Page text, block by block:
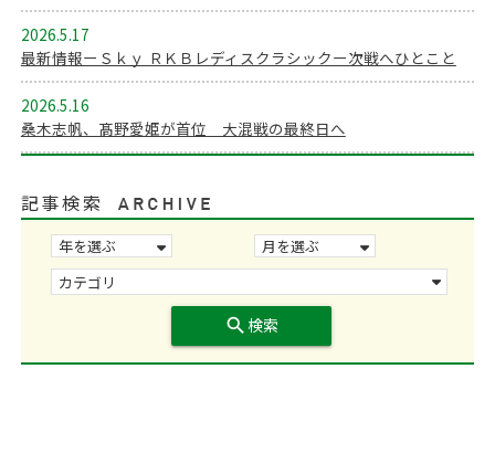
2026.5.17
最新情報ーＳｋｙ ＲＫＢレディスクラシックー次戦へひとこと
2026.5.16
桑木志帆、髙野愛姫が首位 大混戦の最終日へ
記事検索
search 検索